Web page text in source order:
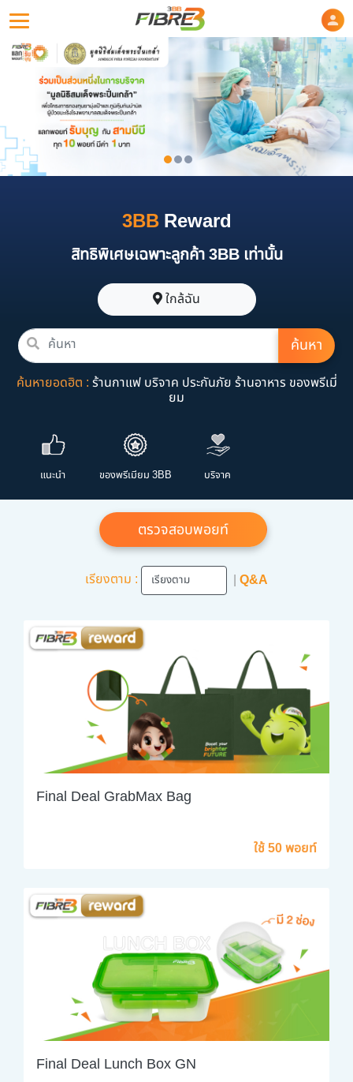
3BBReward
สิทธิพิเศษเฉพาะลูกค้า 3BB เท่านั้น
ใกล้ฉัน
ค้นหา
ค้นหายอดฮิต : ร้านกาแฟ บริจาค ประกันภัย ร้านอาหาร ของพรีเมี่
ยม
แนะนำ ของพรีเมียม 3BB บริจาค
ตรวจสอบพอยท์
เรียงตาม : | Q&A
Final Deal GrabMax Bag
ใช้ 50 พอยท์
Final Deal Lunch Box GN